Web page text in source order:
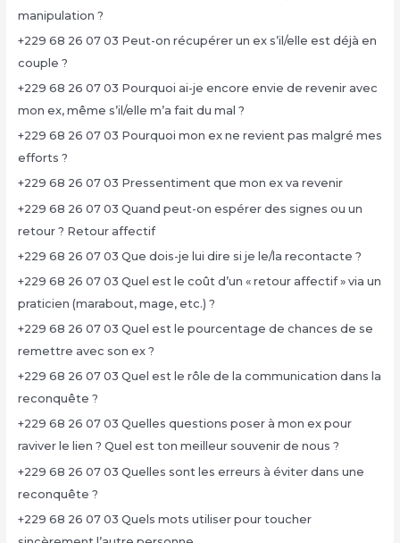
manipulation ?
+229 68 26 07 03 Peut-on récupérer un ex s’il/elle est déjà en
couple ?
+229 68 26 07 03 Pourquoi ai-je encore envie de revenir avec
mon ex, même s’il/elle m’a fait du mal ?
+229 68 26 07 03 Pourquoi mon ex ne revient pas malgré mes
efforts ?
+229 68 26 07 03 Pressentiment que mon ex va revenir
+229 68 26 07 03 Quand peut-on espérer des signes ou un
retour ? Retour affectif
+229 68 26 07 03 Que dois-je lui dire si je le/la recontacte ?
+229 68 26 07 03 Quel est le coût d’un « retour affectif » via un
praticien (marabout, mage, etc.) ?
+229 68 26 07 03 Quel est le pourcentage de chances de se
remettre avec son ex ?
+229 68 26 07 03 Quel est le rôle de la communication dans la
reconquête ?
+229 68 26 07 03 Quelles questions poser à mon ex pour
raviver le lien ? Quel est ton meilleur souvenir de nous ?
+229 68 26 07 03 Quelles sont les erreurs à éviter dans une
reconquête ?
+229 68 26 07 03 Quels mots utiliser pour toucher